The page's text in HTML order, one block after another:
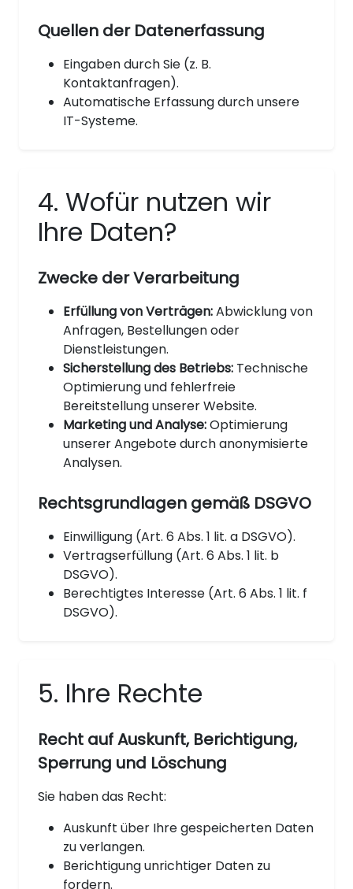
Quellen der Datenerfassung
Eingaben durch Sie (z. B.
Kontaktanfragen).
Automatische Erfassung durch unsere
IT-Systeme.
4. Wofür nutzen wir
Ihre Daten?
Zwecke der Verarbeitung
Erfüllung von Verträgen:Abwicklung von
Anfragen, Bestellungen oder
Dienstleistungen.
Sicherstellung des Betriebs: Technische
Optimierung und fehlerfreie
Bereitstellung unserer Website.
Marketing und Analyse:Optimierung
unserer Angebote durch anonymisierte
Analysen.
Rechtsgrundlagen gemäß DSGVO
Einwilligung (Art. 6 Abs. 1 lit. a DSGVO).
Vertragserfüllung (Art. 6 Abs. 1 lit. b
DSGVO).
Berechtigtes Interesse (Art. 6 Abs. 1 lit. f
DSGVO).
5. Ihre Rechte
Recht auf Auskunft, Berichtigung,
Sperrung und Löschung
Sie haben das Recht:
Auskunft über Ihre gespeicherten Daten
zu verlangen.
Berichtigung unrichtiger Daten zu
fordern.